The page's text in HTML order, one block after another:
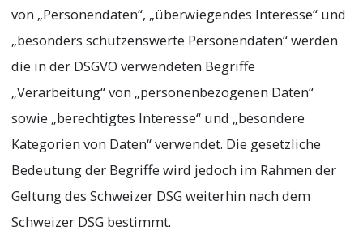
von „Personendaten“, „überwiegendes Interesse“ und
„besonders schützenswerte Personendaten“ werden
die in der DSGVO verwendeten Begriffe
„Verarbeitung“ von „personenbezogenen Daten“
sowie „berechtigtes Interesse“ und „besondere
Kategorien von Daten“ verwendet. Die gesetzliche
Bedeutung der Begriffe wird jedoch im Rahmen der
Geltung des Schweizer DSG weiterhin nach dem
Schweizer DSG bestimmt.